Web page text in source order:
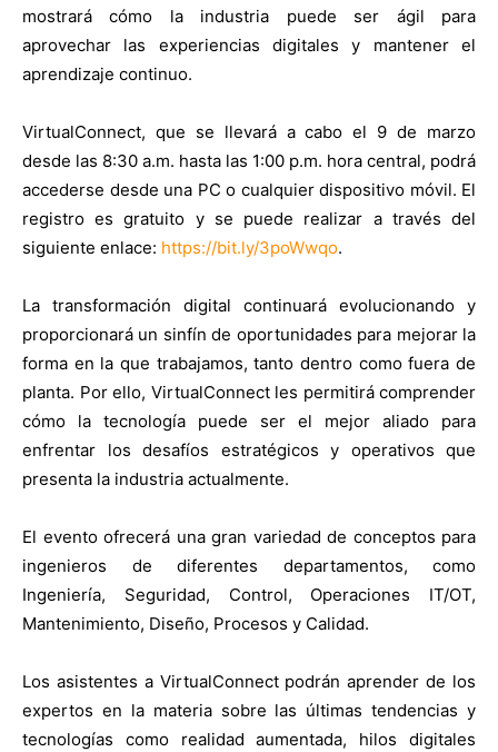
mostrará cómo la industria puede ser ágil para
aprovechar las experiencias digitales y mantener el
aprendizaje continuo.
VirtualConnect, que se llevará a cabo el 9 de marzo
desde las 8:30 a.m. hasta las 1:00 p.m. hora central, podrá
accederse desde una PC o cualquier dispositivo móvil. El
registro es gratuito y se puede realizar a través del
siguiente enlace: https://bit.ly/3poWwqo.
La transformación digital continuará evolucionando y
proporcionará un sinfín de oportunidades para mejorar la
forma en la que trabajamos, tanto dentro como fuera de
planta. Por ello, VirtualConnect les permitirá comprender
cómo la tecnología puede ser el mejor aliado para
enfrentar los desafíos estratégicos y operativos que
presenta la industria actualmente.
El evento ofrecerá una gran variedad de conceptos para
ingenieros de diferentes departamentos, como
Ingeniería, Seguridad, Control, Operaciones IT/OT,
Mantenimiento, Diseño, Procesos y Calidad.
Los asistentes a VirtualConnect podrán aprender de los
expertos en la materia sobre las últimas tendencias y
tecnologías como realidad aumentada, hilos digitales